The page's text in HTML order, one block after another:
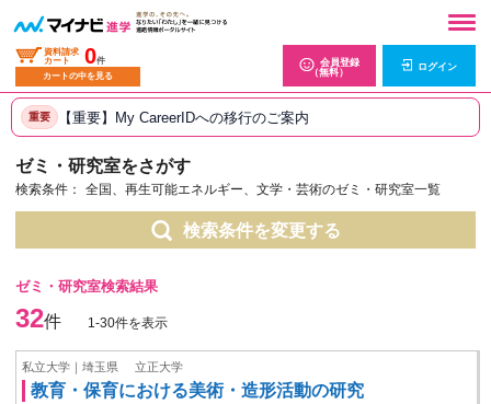
資料請求
カート
0件
カートの中を見る
会員登録
（無料）
ログイン
重要 【重要】My CareerIDへの移行のご案内
ゼミ・研究室をさがす
検索条件： 全国、再生可能エネルギー、文学・芸術のゼミ・研究室一覧
検索条件を変更する
ゼミ・研究室検索結果
32件 1-30件を表示
私立大学｜埼玉県 立正大学
教育・保育における美術・造形活動の研究